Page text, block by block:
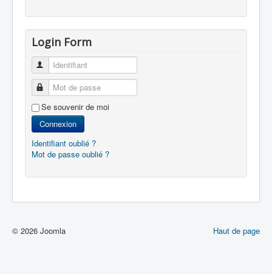
Login Form
Identifiant
Mot de passe
Se souvenir de moi
Connexion
Identifiant oublié ?
Mot de passe oublié ?
Haut de page
© 2026 Joomla